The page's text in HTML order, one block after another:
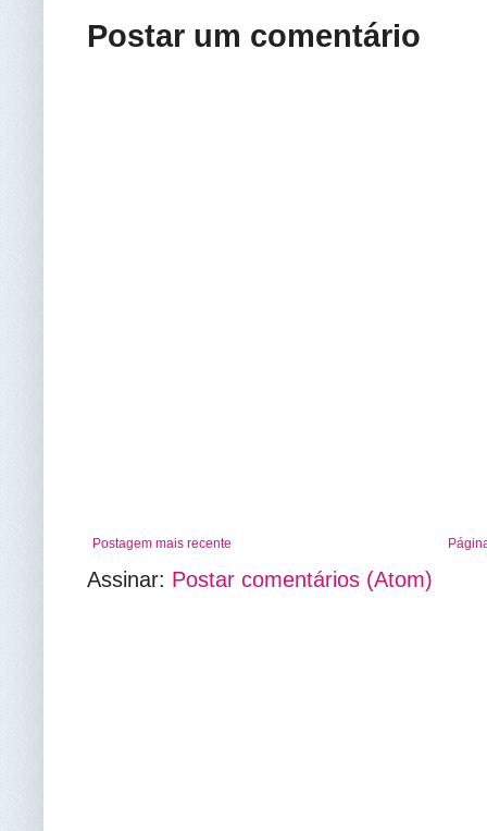
Postar um comentário
Postagem mais recente
Assinar: Postar comentários (Atom)